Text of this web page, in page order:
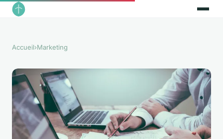
Accueil›Marketing